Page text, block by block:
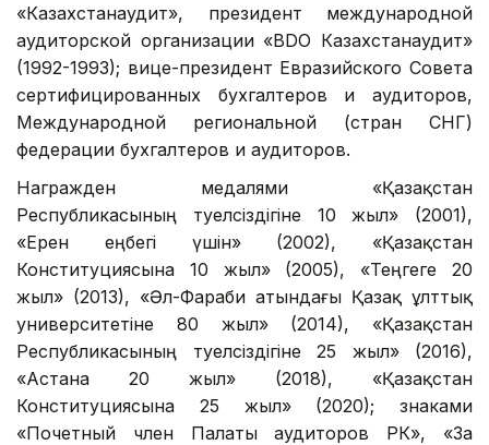
«Казахстанаудит», президент международной
аудиторской организации «BDO Казахстанаудит»
(1992-1993); вице-президент Евразийского Совета
сертифицированных бухгалтеров и аудиторов,
Международной региональной (стран СНГ)
федерации бухгалтеров и аудиторов.
Награжден медалями «Қазақстан
Республикасының тәуелсiздiгiне 10 жыл» (2001),
«Ерен еңбегі үшін» (2002), «Қазақстан
Конституциясына 10 жыл» (2005), «Теңгеге 20
жыл» (2013), «Әл-Фараби атындағы Қазақ ұлттық
университетіне 80 жыл» (2014), «Қазақстан
Республикасының тәуелсіздігіне 25 жыл» (2016),
«Астана 20 жыл» (2018), «Қазақстан
Конституциясына 25 жыл» (2020); знаками
«Почетный член Палаты аудиторов РК», «За